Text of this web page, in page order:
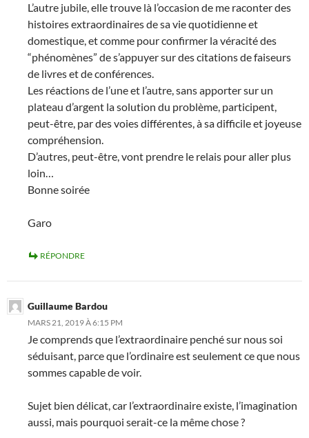
L’autre jubile, elle trouve là l’occasion de me raconter des
histoires extraordinaires de sa vie quotidienne et
domestique, et comme pour confirmer la véracité des
“phénomènes” de s’appuyer sur des citations de faiseurs
de livres et de conférences.
Les réactions de l’une et l’autre, sans apporter sur un
plateau d’argent la solution du problème, participent,
peut-être, par des voies différentes, à sa difficile et joyeuse
compréhension.
D’autres, peut-être, vont prendre le relais pour aller plus
loin…
Bonne soirée
Garo
RÉPONDRE
Guillaume Bardou
MARS 21, 2019 À 6:15 PM
Je comprends que l’extraordinaire penché sur nous soi
séduisant, parce que l’ordinaire est seulement ce que nous
sommes capable de voir.
Sujet bien délicat, car l’extraordinaire existe, l’imagination
aussi, mais pourquoi serait-ce la même chose ?